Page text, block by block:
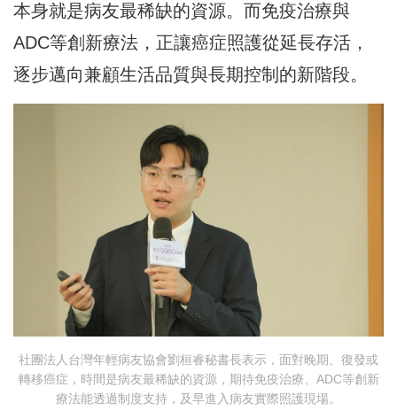
本身就是病友最稀缺的資源。而免疫治療與
ADC等創新療法，正讓癌症照護從延長存活，
逐步邁向兼顧生活品質與長期控制的新階段。
社團法人台灣年輕病友協會劉桓睿秘書長表示，面對晚期、復發或
轉移癌症，時間是病友最稀缺的資源，期待免疫治療、ADC等創新
療法能透過制度支持，及早進入病友實際照護現場。